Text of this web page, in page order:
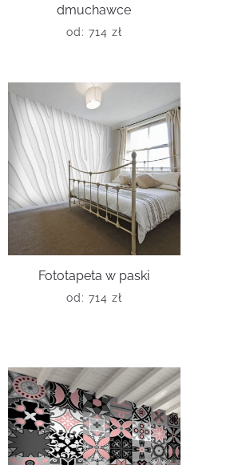
dmuchawce
od: 714 zł
Fototapeta w paski
od: 714 zł